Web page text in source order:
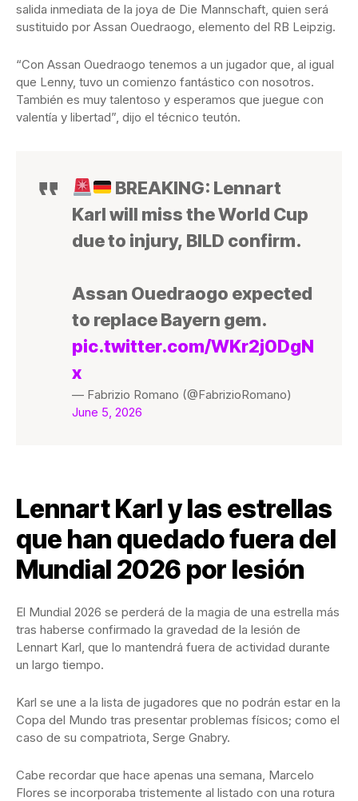
salida inmediata de la joya de Die Mannschaft, quien será
sustituido por Assan Ouedraogo, elemento del RB Leipzig.
“Con Assan Ouedraogo tenemos a un jugador que, al igual
que Lenny, tuvo un comienzo fantástico con nosotros.
También es muy talentoso y esperamos que juegue con
valentía y libertad”, dijo el técnico teutón.
BREAKING: Lennart
Karl will miss the World Cup
due to injury, BILD confirm.
Assan Ouedraogo expected
to replace Bayern gem.
pic.twitter.com/WKr2j0DgN
x
— Fabrizio Romano (@FabrizioRomano)
June 5, 2026
Lennart Karl y las estrellas
que han quedado fuera del
Mundial 2026 por lesión
El Mundial 2026 se perderá de la magia de una estrella más
tras haberse confirmado la gravedad de la lesión de
Lennart Karl, que lo mantendrá fuera de actividad durante
un largo tiempo.
Karl se une a la lista de jugadores que no podrán estar en la
Copa del Mundo tras presentar problemas físicos; como el
caso de su compatriota, Serge Gnabry.
Cabe recordar que hace apenas una semana, Marcelo
Flores se incorporaba tristemente al listado con una rotura